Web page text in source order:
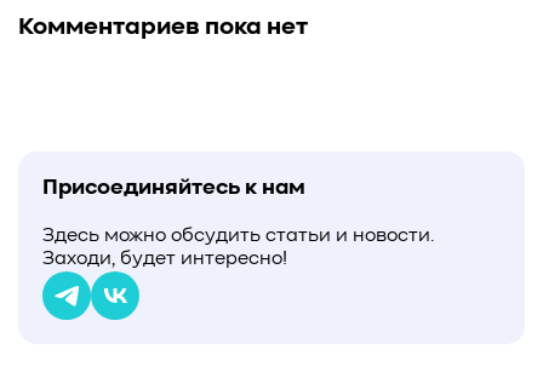
Комментариев пока нет
Присоединяйтесь к нам
Здесь можно обсудить статьи и новости.
Заходи, будет интересно!